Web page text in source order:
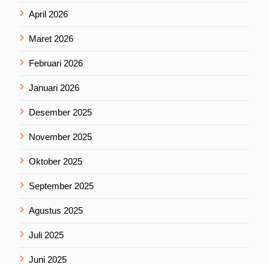
April 2026
Maret 2026
Februari 2026
Januari 2026
Desember 2025
November 2025
Oktober 2025
September 2025
Agustus 2025
Juli 2025
Juni 2025